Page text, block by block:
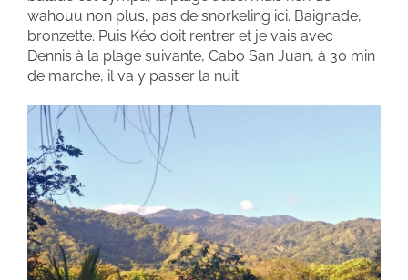
wahouu non plus, pas de snorkeling ici. Baignade,
bronzette. Puis Kéo doit rentrer et je vais avec
Dennis à la plage suivante, Cabo San Juan, à 30 min
de marche, il va y passer la nuit.